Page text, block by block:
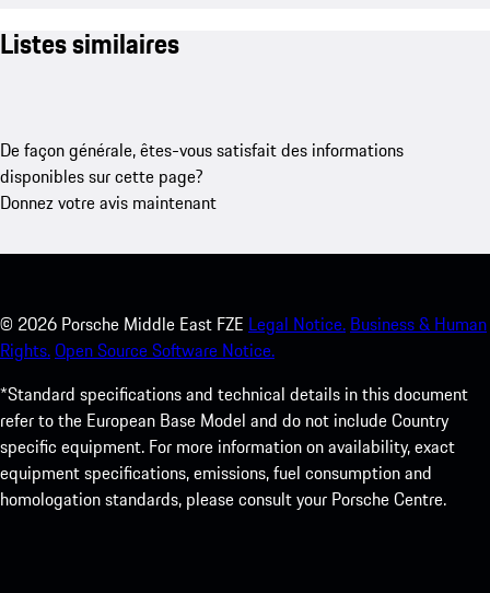
Listes similaires
De façon générale, êtes-vous satisfait des informations
disponibles sur cette page?
Donnez votre avis maintenant
© 2026 Porsche Middle East FZE Legal Notice. Business & Human
Rights.Open Source Software Notice.
*Standard specifications and technical details in this document
refer to the European Base Model and do not include Country
specific equipment. For more information on availability, exact
equipment specifications, emissions, fuel consumption and
homologation standards, please consult your Porsche Centre.